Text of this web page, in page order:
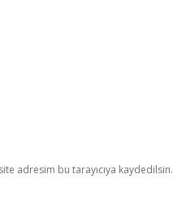
adresim bu tarayıcıya kaydedilsin.